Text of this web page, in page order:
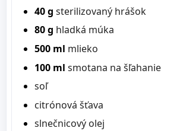
40 g sterilizovaný hrášok
80 g hladká múka
500 ml mlieko
100 ml smotana na šľahanie
soľ
citrónová šťava
slnečnicový olej